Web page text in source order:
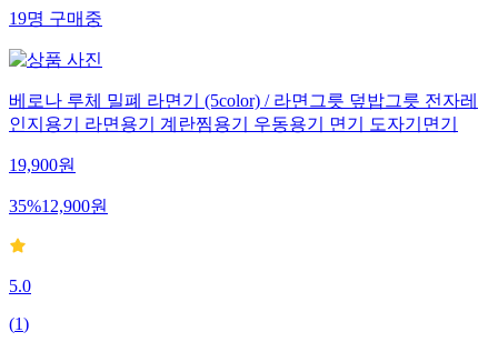
19명구매중
베로나 루체 밀폐 라면기 (5color) / 라면그릇 덮밥그릇 전자레
인지용기 라면용기 계란찜용기 우동용기 면기 도자기면기
19,900원
35%12,900원
5.0
(1)